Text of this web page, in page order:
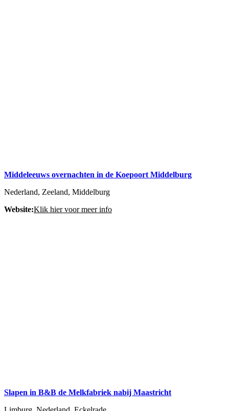
Middeleeuws overnachten in de Koepoort Middelburg
Nederland, Zeeland, Middelburg
Website:Klik hier voor meer info
Slapen in B&B de Melkfabriek nabij Maastricht